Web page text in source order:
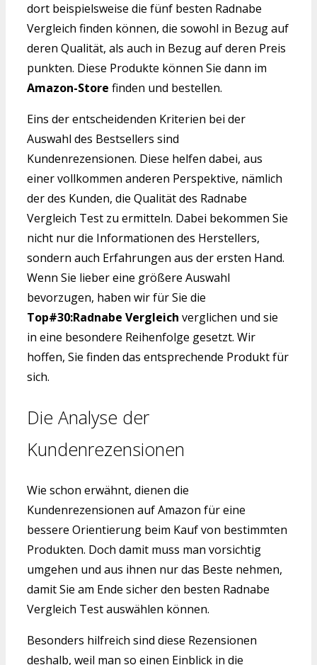
dort beispielsweise die fünf besten Radnabe
Vergleich finden können, die sowohl in Bezug auf
deren Qualität, als auch in Bezug auf deren Preis
punkten. Diese Produkte können Sie dann im
Amazon-Store finden und bestellen.
Eins der entscheidenden Kriterien bei der
Auswahl des Bestsellers sind
Kundenrezensionen. Diese helfen dabei, aus
einer vollkommen anderen Perspektive, nämlich
der des Kunden, die Qualität des Radnabe
Vergleich Test zu ermitteln. Dabei bekommen Sie
nicht nur die Informationen des Herstellers,
sondern auch Erfahrungen aus der ersten Hand.
Wenn Sie lieber eine größere Auswahl
bevorzugen, haben wir für Sie die
Top#30:Radnabe Vergleich verglichen und sie
in eine besondere Reihenfolge gesetzt. Wir
hoffen, Sie finden das entsprechende Produkt für
sich.
Die Analyse der
Kundenrezensionen
Wie schon erwähnt, dienen die
Kundenrezensionen auf Amazon für eine
bessere Orientierung beim Kauf von bestimmten
Produkten. Doch damit muss man vorsichtig
umgehen und aus ihnen nur das Beste nehmen,
damit Sie am Ende sicher den besten Radnabe
Vergleich Test auswählen können.
Besonders hilfreich sind diese Rezensionen
deshalb, weil man so einen Einblick in die